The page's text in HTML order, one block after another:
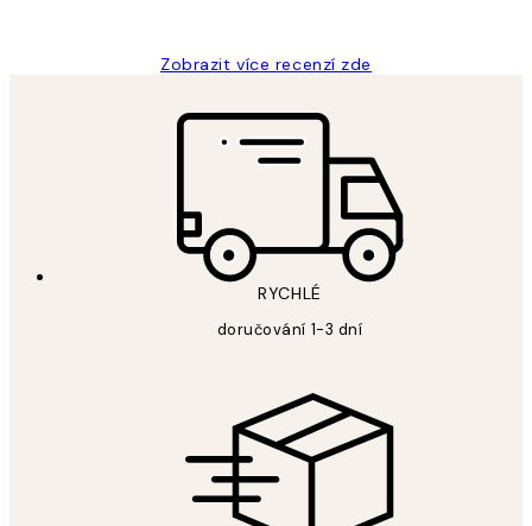
Zobrazit více recenzí zde
RYCHLÉ
doručování 1-3 dní